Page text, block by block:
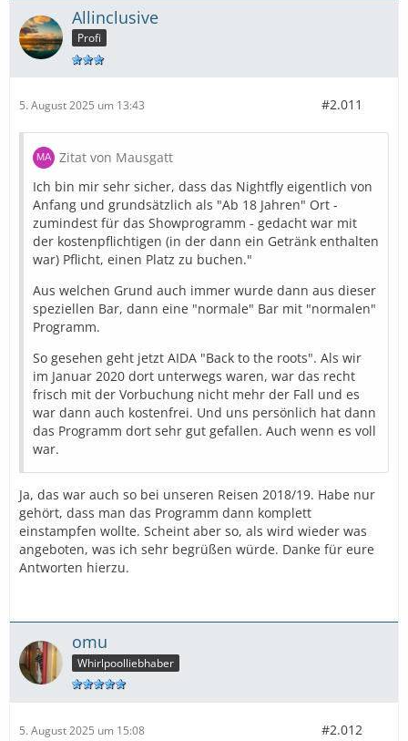
Allinclusive
Profi
5. August 2025 um 13:43 #2.011
Zitat von Mausgatt
Ich bin mir sehr sicher, dass das Nightfly eigentlich von
Anfang und grundsätzlich als "Ab 18 Jahren" Ort -
zumindest für das Showprogramm - gedacht war mit
der kostenpflichtigen (in der dann ein Getränk enthalten
war) Pflicht, einen Platz zu buchen."
Aus welchen Grund auch immer wurde dann aus dieser
speziellen Bar, dann eine "normale" Bar mit "normalen"
Programm.
So gesehen geht jetzt AIDA "Back to the roots". Als wir
im Januar 2020 dort unterwegs waren, war das recht
frisch mit der Vorbuchung nicht mehr der Fall und es
war dann auch kostenfrei. Und uns persönlich hat dann
das Programm dort sehr gut gefallen. Auch wenn es voll
war.
Ja, das war auch so bei unseren Reisen 2018/19. Habe nur
gehört, dass man das Programm dann komplett
einstampfen wollte. Scheint aber so, als wird wieder was
angeboten, was ich sehr begrüßen würde. Danke für eure
Antworten hierzu.
omu
Whirlpoolliebhaber
5. August 2025 um 15:08 #2.012